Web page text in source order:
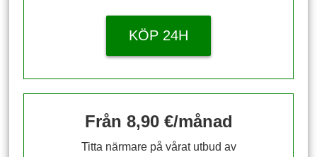
KÖP 24H
Från 8,90 €/månad
Titta närmare på vårat utbud av